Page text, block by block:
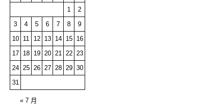
1
2
3
4 5 6 7 8
9
10
11 12 13 14 15
16
17
18 19 20 21 22 23
24 25 26 27 28 29 30
31
« 7 月